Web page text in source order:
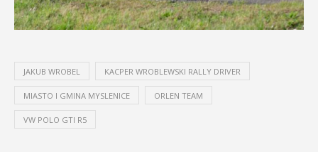
JAKUB WROBEL KACPER WROBLEWSKI RALLY DRIVER
MIASTO I GMINA MYSLENICE ORLEN TEAM
VW POLO GTI R5